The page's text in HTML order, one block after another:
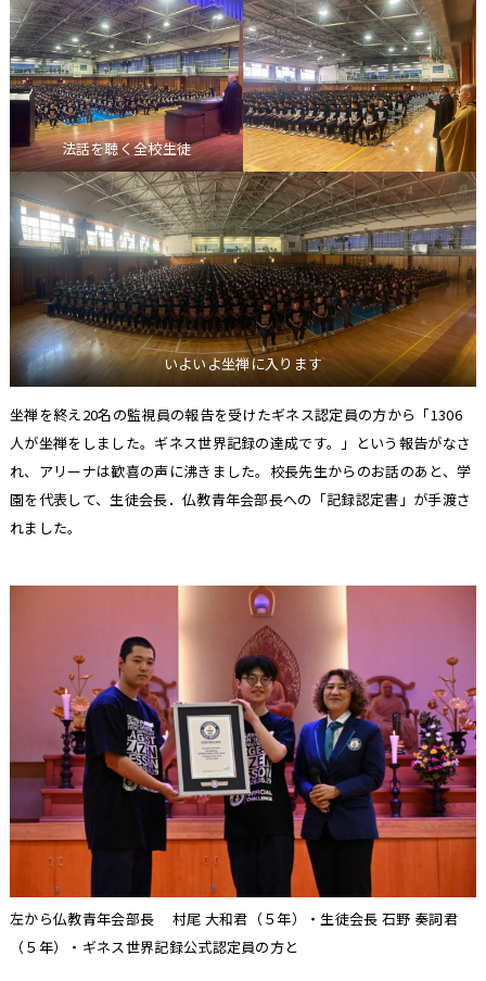
法話を聴く全校生徒
いよいよ坐禅に入ります
坐禅を終え20名の監視員の報告を受けたギネス認定員の方から「1306
人が坐禅をしました。ギネス世界記録の達成です。」という報告がなさ
れ、アリーナは歓喜の声に沸きました。校長先生からのお話のあと、学
園を代表して、生徒会長．仏教青年会部長への「記録認定書」が手渡さ
れました。
左から仏教青年会部長 村尾 大和君（５年）・生徒会長 石野 奏詞君
（５年）・ギネス世界記録公式認定員の方と